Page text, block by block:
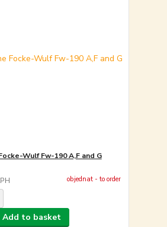
Wulf Fw-190 A,F and G
objednat - to order
Add to basket